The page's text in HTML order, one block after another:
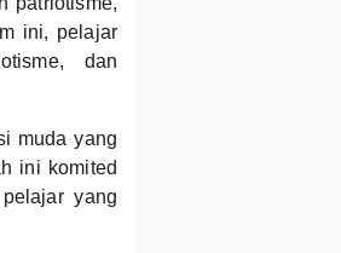
ini, pelajar
dan
muda yang
ini komited
yang